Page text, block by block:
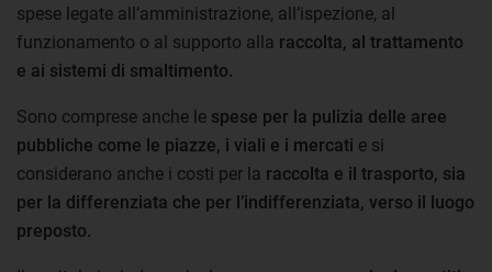
spese legate all’amministrazione, all’ispezione, al
funzionamento o al supporto alla raccolta, al trattamento
e ai sistemi di smaltimento.
Sono comprese anche le spese per la pulizia delle aree
pubbliche come le piazze, i viali e i mercati e si
considerano anche i costi per la raccolta e il trasporto, sia
per la differenziata che per l’indifferenziata, verso il luogo
preposto.